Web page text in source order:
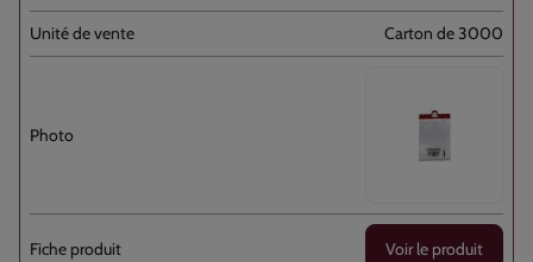
Carton de 3000
Voir le produit